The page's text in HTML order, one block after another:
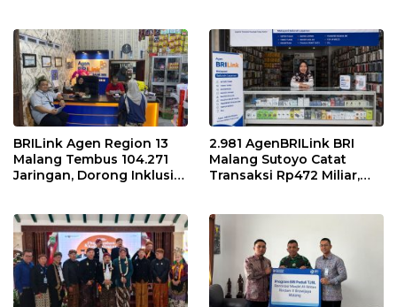
Bahan Baku Utama
Kedelai
BRILink Agen Region 13
Malang Tembus 104.271
Jaringan, Dorong Inklusi
2.981 AgenBRILink BRI
Malang Sutoyo Catat
Transaksi Rp472 Miliar,
Masyarakat